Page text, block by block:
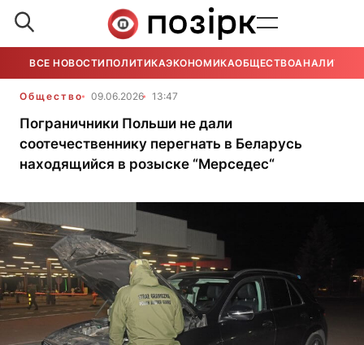
ВСЕ НОВОСТИ ПОЛИТИКАЭКОНОМИКАОБЩЕСТВОАНАЛИТИКА
Общество 09.06.2026 13:47
Пограничники Польши не дали
соотечественнику перегнать в Беларусь
находящийся в розыске “Мерседес“